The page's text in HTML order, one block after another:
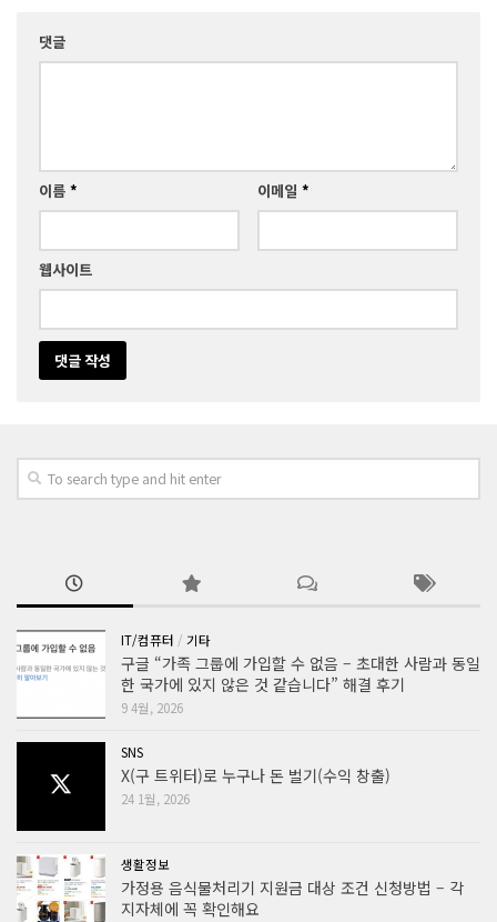
댓글
이름 * 이메일 *
웹사이트
IT/컴퓨터 / 기타
구글 “가족 그룹에 가입할 수 없음 – 초대한 사람과 동일
한 국가에 있지 않은 것 같습니다” 해결 후기
9 4월, 2026
SNS
X(구 트위터)로 누구나 돈 벌기(수익 창출)
24 1월, 2026
생활정보
가정용 음식물처리기 지원금 대상 조건 신청방법 – 각
지자체에 꼭 확인해요